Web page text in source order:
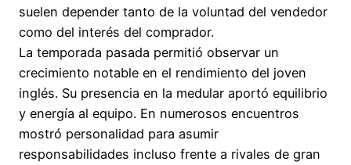
suelen depender tanto de la voluntad del vendedor
como del interés del comprador.
La temporada pasada permitió observar un
crecimiento notable en el rendimiento del joven
inglés. Su presencia en la medular aportó equilibrio
y energía al equipo. En numerosos encuentros
mostró personalidad para asumir
responsabilidades incluso frente a rivales de gran